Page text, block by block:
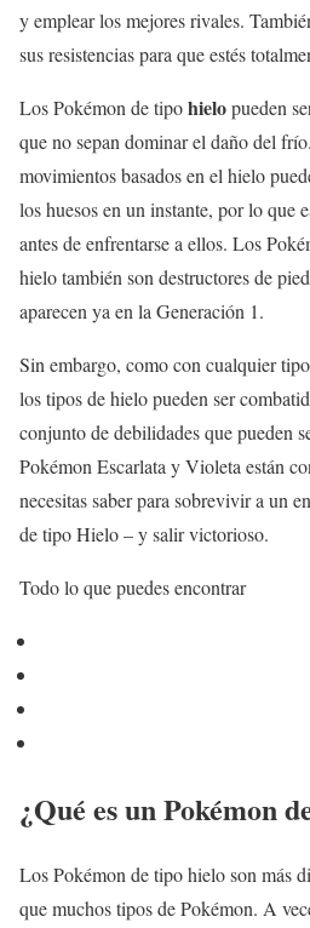
y emplear los mejores rivales.
sus resistencias para que estés
Los Pokémon de tipohielopueden
que no sepan dominar el daño del
movimientos basados en el hielo
los huesos en un instante, por lo que
antes de enfrentarse a ellos. Los
hielo también son destructores de
aparecen ya en la Generación 1.
Sin embargo, como con cualquier
los tipos de hielo pueden ser
conjunto de debilidades que pueden
Pokémon Escarlata y Violeta están
necesitas saber para sobrevivir a un
de tipo Hielo – y salir victorioso.
Todo lo que puedes encontrar
¿Qué es un Pokémon
Los Pokémon de tipo hielo son más
que muchos tipos de Pokémon. A